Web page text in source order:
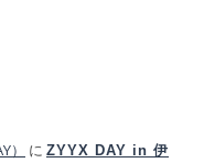
に ZYYX DAY in 伊